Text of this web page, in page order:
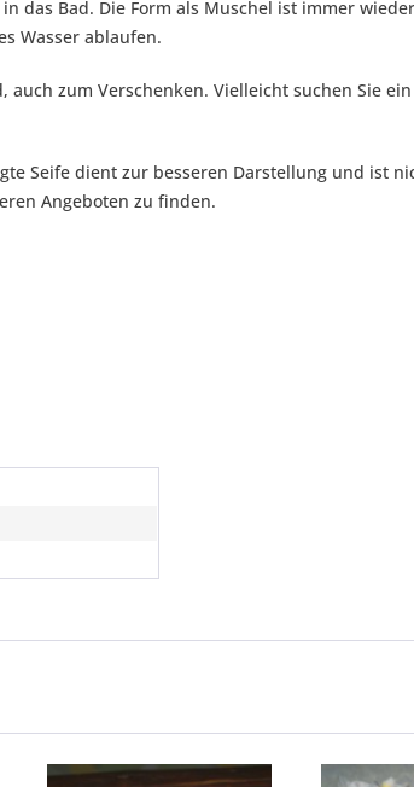
das Bad. Die Form als Muschel ist immer
Wasser ablaufen.
zum Verschenken. Vielleicht suchen Sie
Seife dient zur besseren Darstellung und ist
Angeboten zu finden.